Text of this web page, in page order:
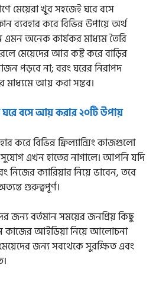
মেয়েরা খুব সহজেই ঘরে বসে
ব্যবহার করে বিভিন্ন উপায়ে অর্থ
এমন অনেক কার্যকর মাধ্যম তৈরি
মেয়েদের আর কষ্ট করে বাড়ির
পড়বে না; বরং ঘরের নিরাপদ
মাধ্যমে আয় করা সম্ভব।
ঘরে বসে আয় করার ২০টি উপায়
করে বিভিন্ন ফ্রিল্যান্সিং কাজগুলো
সুযোগ এখন হাতের নাগালে। আপনি যদি
ক্যারিয়ার নিয়ে ভাবেন, তবে
গুরুত্বপূর্ণ।
জন্য বর্তমান সময়ের জনপ্রিয় কিছু
কাজের আইডিয়া নিয়ে আলোচনা
জন্য সবথেকে সুরক্ষিত এবং